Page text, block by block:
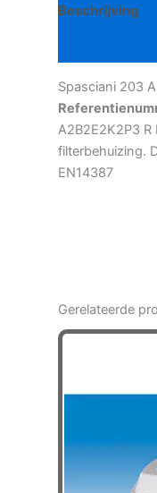
D
Beschrijving
Spasciani 203
A2B2E2K2P3
filterbehuizing.
EN14387
Gerelateerde